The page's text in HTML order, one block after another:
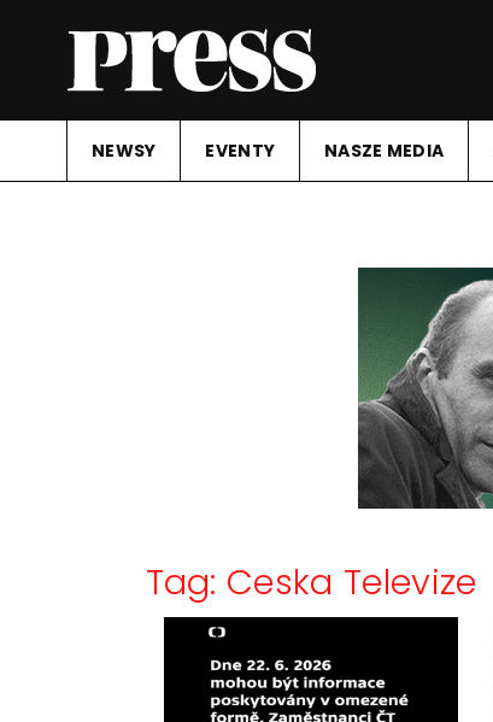
NEWSY EVENTY NASZE MEDIA
Tag: Ceska Televize